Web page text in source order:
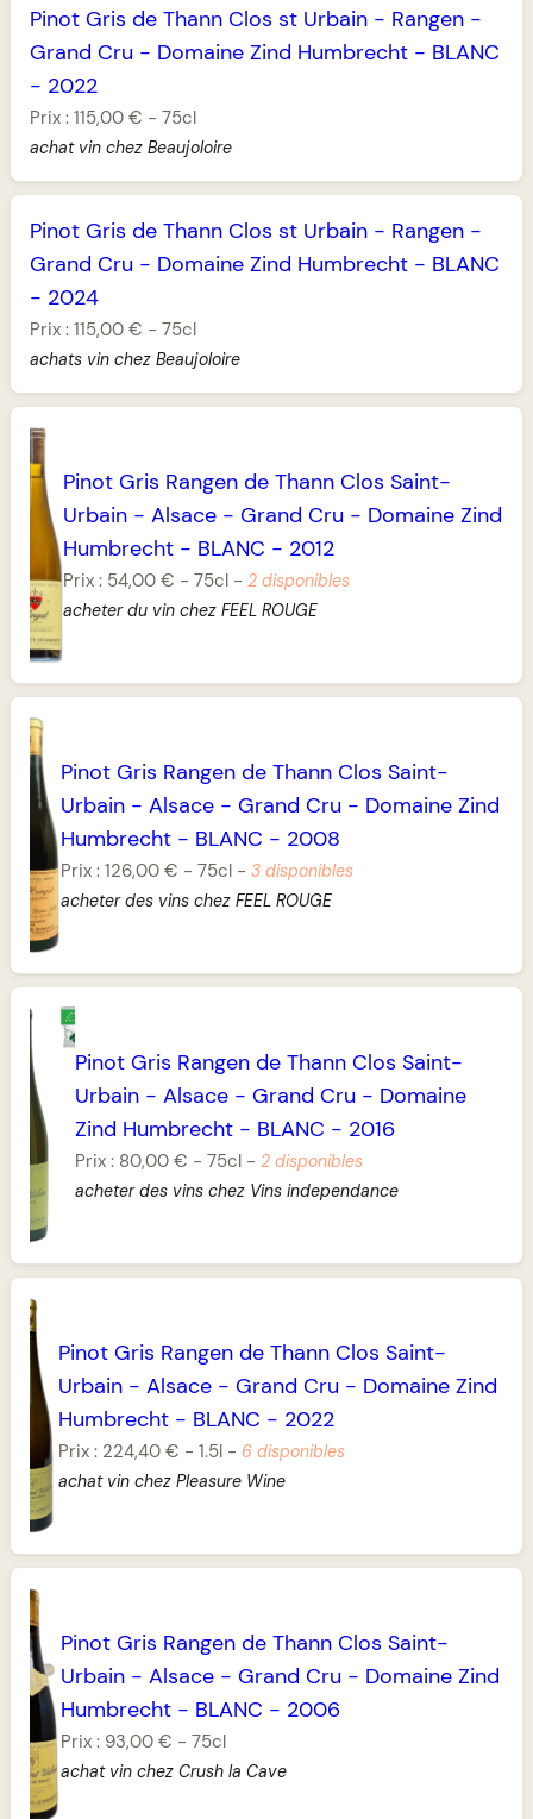
Pinot Gris de Thann Clos st Urbain - Rangen -
Grand Cru - Domaine Zind Humbrecht - BLANC
- 2022
Prix : 115,00 € - 75cl
achat vin chez Beaujoloire
Pinot Gris de Thann Clos st Urbain - Rangen -
Grand Cru - Domaine Zind Humbrecht - BLANC
- 2024
Prix : 115,00 € - 75cl
achats vin chez Beaujoloire
Pinot Gris Rangen de Thann Clos Saint-
Urbain- Alsace- Grand Cru - Domaine Zind
Humbrecht- BLANC - 2012
Prix : 54,00 € - 75cl- 2 disponibles
acheter du vin chez FEEL ROUGE
Pinot Gris Rangen de Thann Clos Saint-
Urbain -Alsace - Grand Cru - Domaine Zind
Humbrecht - BLANC - 2008
Prix :126,00 € -75cl -3 disponibles
acheter des vins chez FEEL ROUGE
Pinot Gris Rangen de Thann Clos Saint-
Urbain- Alsace- Grand Cru - Domaine
Zind Humbrecht- BLANC - 2016
Prix : 80,00 € - 75cl- 2 disponibles
acheter des vins chez Vins independance
Pinot Gris Rangen de Thann Clos Saint-
Urbain- Alsace- Grand Cru - Domaine Zind
Humbrecht- BLANC - 2022
Prix : 224,40 € - 1.5l- 6 disponibles
achat vin chez Pleasure Wine
Pinot Gris Rangen de Thann Clos Saint-
Urbain- Alsace- Grand Cru - Domaine Zind
Humbrecht- BLANC - 2006
Prix : 93,00 € - 75cl
achat vin chez Crush la Cave